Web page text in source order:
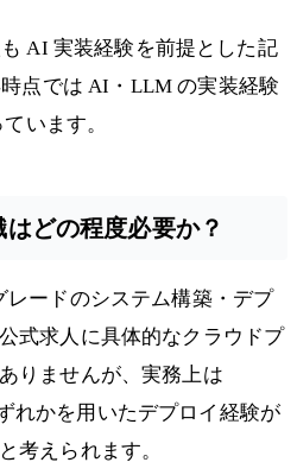
AI 実装経験を前提とした記
点では AI・LLM の実装経験
います。
どの程度必要か？
レードのシステム構築・デプ
式求人に具体的なクラウドプ
りませんが、実務上は
れかを用いたデプロイ経験が
考えられます。